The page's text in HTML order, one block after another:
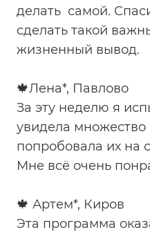
делать самой.
сделать такой
жизненный вывод.
🍁Лена*, Павлово
За эту неделю я
увидела
попробовала их на
Мне всё очень
🍁 Артем*, Киров
Эта программа